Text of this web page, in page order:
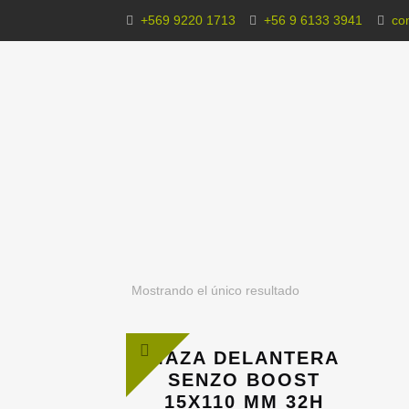
+569 9220 1713 +56 9 6133 3941
Mostrando el único resultado
MAZA DELANTERA
SENZO BOOST
15X110 MM 32H